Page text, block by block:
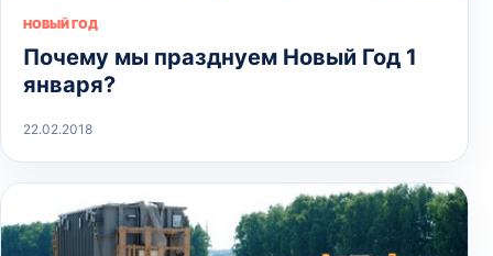
НОВЫЙ ГОД
Почему мы празднуем Новый Год 1
января?
22.02.2018